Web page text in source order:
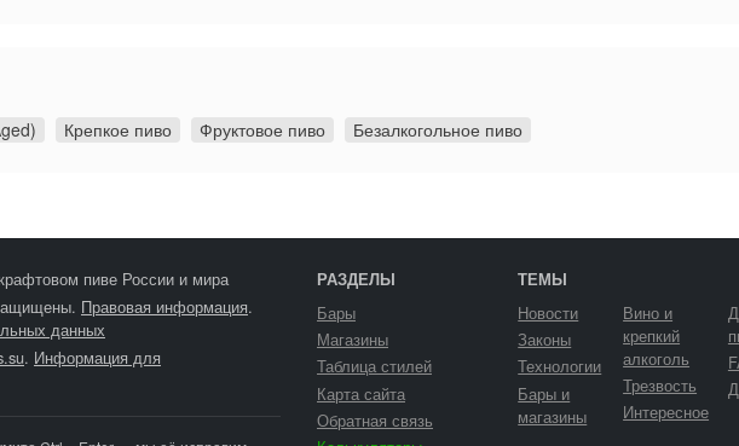
Крепкое пиво Фруктовое пиво Безалкогольное пиво
пиве России и мира
Правовая информация.
данных
. Информация для
РАЗДЕЛЫ
Бары
Магазины
Таблица стилей
Карта сайта
Обратная связь
ТЕМЫ
Новости
Законы
Технологии
Бары и
магазины
Вино и
крепкий
алкоголь
Трезвость
Интересное